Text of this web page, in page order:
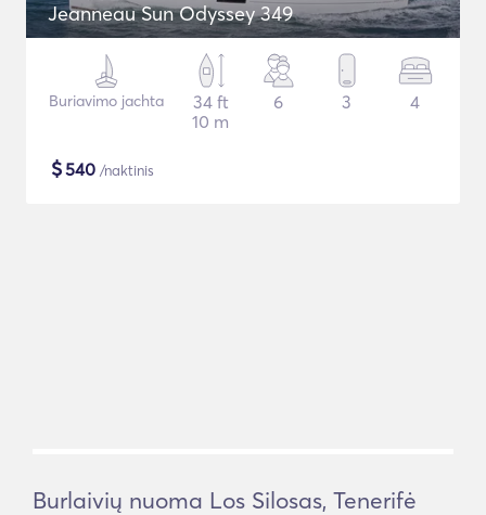
Jeanneau Sun Odyssey 349
Buriavimo jachta
34 ft
10 m
6 3 4
$540 /naktinis
Burlaivių nuoma Los Silosas, Tenerifė